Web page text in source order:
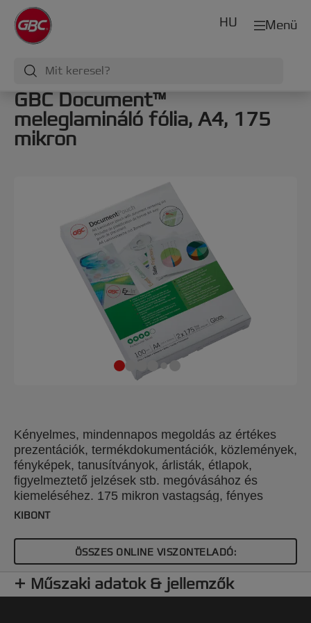
Menü
HU
GBC Document™
meleglamináló fólia, A4, 175
mikron
Kényelmes, mindennapos megoldás az értékes
prezentációk, termékdokumentációk, közlemények,
fényképek, tanusítványok, árlisták, étlapok,
figyelmeztető jelzések stb. megóvásához és
kiemeléséhez. 175 mikron vastagság, fényes
felület. A4 méret. CsE: 100db.
KIBONT
ÖSSZES ONLINE VISZONTELADÓ:
Műszaki adatok & jellemzők